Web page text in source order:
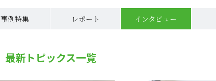
事例特集 レポート インタビュー
最新トピックス一覧